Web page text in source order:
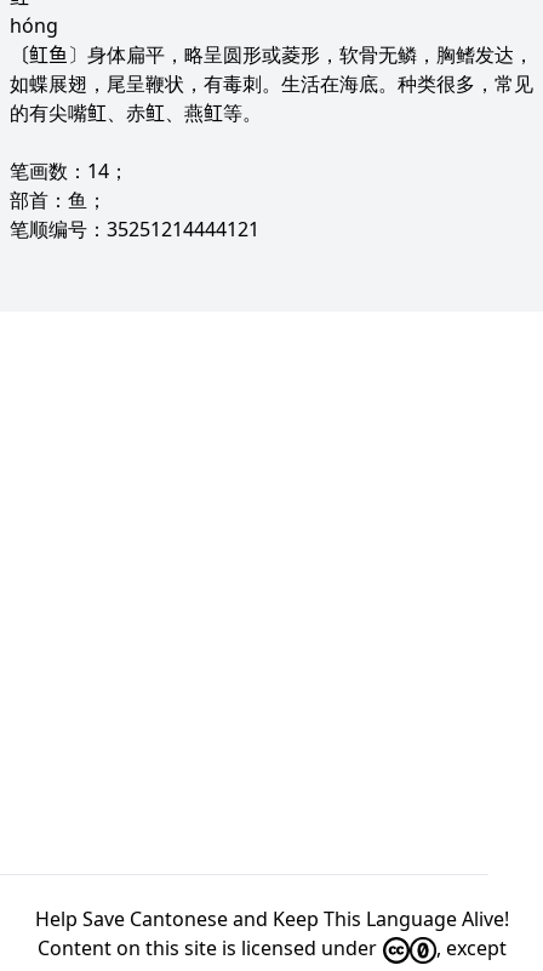
hóng
〔𫚉鱼〕身体扁平，略呈圆形或菱形，软骨无鳞，胸鳍发达，
如蝶展翅，尾呈鞭状，有毒刺。生活在海底。种类很多，常见
的有尖嘴𫚉、赤𫚉、燕𫚉等。
笔画数：14；
部首：鱼；
笔顺编号：35251214444121
Help Save Cantonese and Keep This Language Alive!
Content on this site is licensed under
, except